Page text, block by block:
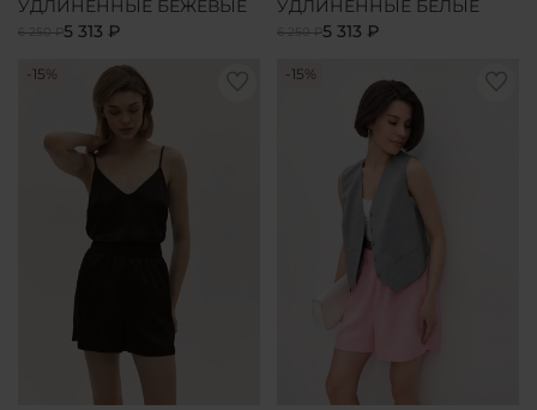
УДЛИНЕННЫЕ БЕЖЕВЫЕ
6 250 ₽5 313 ₽
УДЛИНЕННЫЕ БЕЛЫЕ
6 250 ₽5 313 ₽
-15% -15%